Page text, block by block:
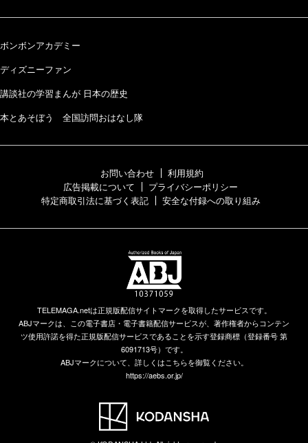
ボンボンアカデミー
ディズニーファン
講談社の学習まんが 日本の歴史
本とあそぼう 全国訪問おはなし隊
お問い合わせ
利用規約
広告掲載について
プライバシーポリシー
特定商取引法に基づく表記
安全な付録への取り組み
TELEMAGA.netは正規版配信サイトマークを取得したサービスです。
ABJマークは、この電子書店・電子書籍配信サービスが、著作権者からコンテン
ツ使用許諾を得た正規版配信サービスであることを示す登録商標（登録番号 第
6091713号）です。
ABJマークについて、詳しくはこちらを御覧ください。
https://aebs.or.jp/